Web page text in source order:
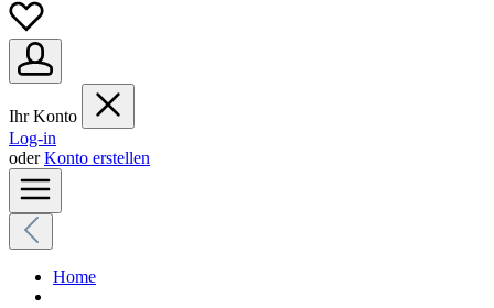
Ihr Konto
Log-in
oderKonto erstellen
Home